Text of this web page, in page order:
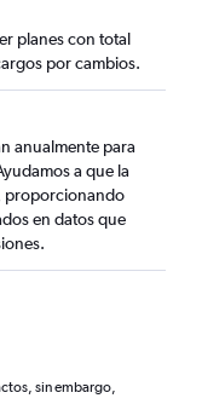
planes con total
por cambios.
anualmente para
a que la
proporcionando
en datos que
sin embargo,